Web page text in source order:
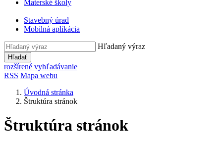
Materské školy
Stavebný úrad
Mobilná aplikácia
Hľadaný výraz
Hľadať
rozšírené vyhľadávanie
RSS Mapa webu
Úvodná stránka
Štruktúra stránok
Štruktúra stránok